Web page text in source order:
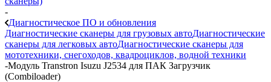
-
Диагностическое ПО и обновления
Диагностические сканеры для грузовых автоДиагностические
сканеры для легковых автоДиагностические сканеры для
мототехники, снегоходов, квадроциклов, водной техники
-Модуль Transtron Isuzu J2534 для ПАК Загрузчик
(Combiloader)